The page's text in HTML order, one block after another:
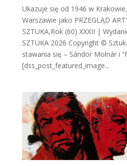
Ukazuje się od 1946 w
Warszawie jako PRZEGLĄD
SZTUKA,Rok (60) XXXII |
SZTUKA 2026 Copyright ©
stawania się – Sándor Molnár i
[dss_post_featured_image...